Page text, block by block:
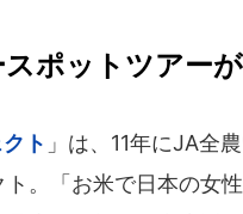
ポットツアー
ト 」は、11年にJA全
。「お米で日本の女